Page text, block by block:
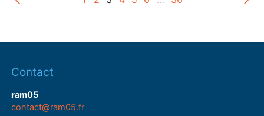
Contact
ram05
contact@ram05.fr